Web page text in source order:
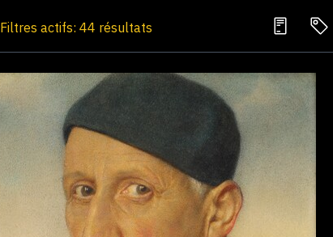
Filtres actifs: 44 résultats